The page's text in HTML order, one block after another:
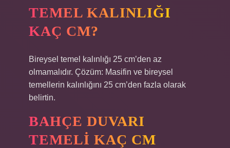
TEMEL KALINLIĞI
KAÇ CM?
Bireysel temel kalınlığı 25 cm’den az
olmamalıdır. Çözüm: Masifin ve bireysel
temellerin kalınlığını 25 cm’den fazla olarak
belirtin.
BAHÇE DUVARI
TEMELI KAÇ CM